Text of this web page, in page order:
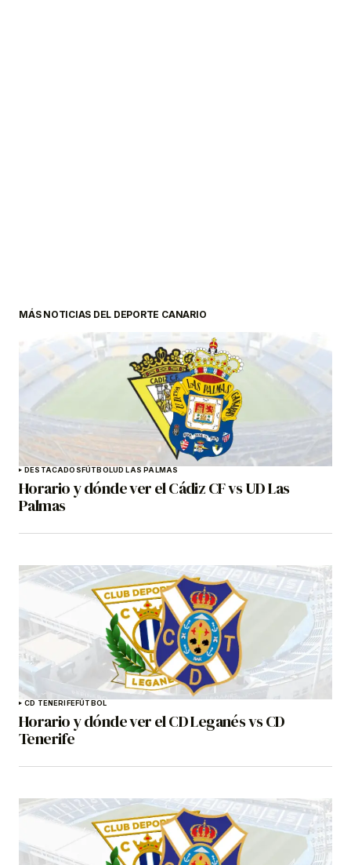
MÁS NOTICIAS DEL DEPORTE CANARIO
DESTACADOSFÚTBOLUD LAS PALMAS
Horario y dónde ver el Cádiz CF vs UD Las
Palmas
CD TENERIFEFÚTBOL
Horario y dónde ver el CD Leganés vs CD
Tenerife